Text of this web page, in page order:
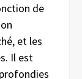
de
et les
Il est